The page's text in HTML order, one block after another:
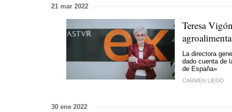
21 mar 2022
Teresa
La directora
dado cuenta de
de España»
CARMEN LIEDO
30 ene 2022